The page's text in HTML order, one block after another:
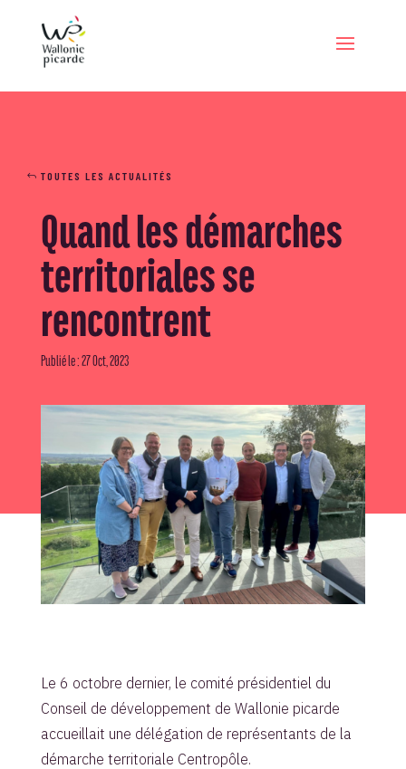
TOUTES LES ACTUALITÉS
Quand les démarches
territoriales se
rencontrent
Publié le : 27 Oct, 2023
Le 6 octobre dernier, le comité présidentiel du
Conseil de développement de Wallonie picarde
accueillait une délégation de représentants de la
démarche territoriale Centropôle.